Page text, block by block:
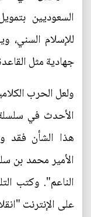
السعوديين
للإسلام السني،
جهادية مثل
ولعل الحرب
الأحدث في
هذا الشأن فقد
الأمير محمد بن
الناعم". وكتب
على الإنترنت